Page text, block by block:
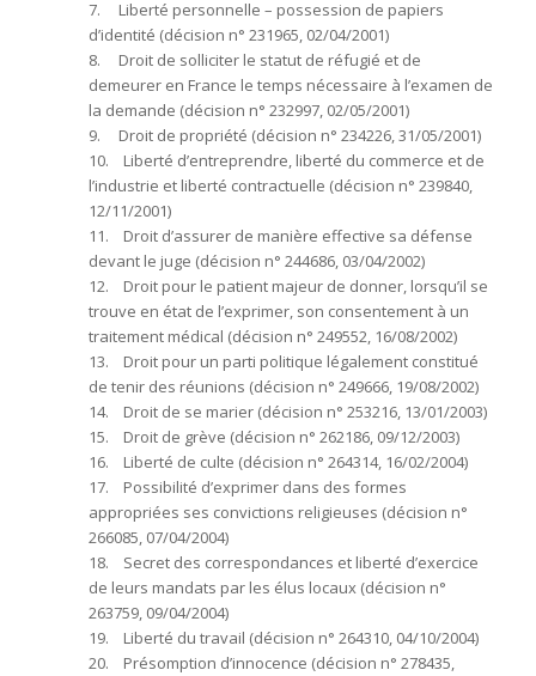
7. Liberté personnelle – possession de papiers
d’identité (décision n° 231965, 02/04/2001)
8. Droit de solliciter le statut de réfugié et de
demeurer en France le temps nécessaire à l’examen de
la demande (décision n° 232997, 02/05/2001)
9. Droit de propriété (décision n° 234226, 31/05/2001)
10. Liberté d’entreprendre, liberté du commerce et de
l’industrie et liberté contractuelle (décision n° 239840,
12/11/2001)
11. Droit d’assurer de manière effective sa défense
devant le juge (décision n° 244686, 03/04/2002)
12. Droit pour le patient majeur de donner, lorsqu’il se
trouve en état de l’exprimer, son consentement à un
traitement médical (décision n° 249552, 16/08/2002)
13. Droit pour un parti politique légalement constitué
de tenir des réunions (décision n° 249666, 19/08/2002)
14. Droit de se marier (décision n° 253216, 13/01/2003)
15. Droit de grève (décision n° 262186, 09/12/2003)
16. Liberté de culte (décision n° 264314, 16/02/2004)
17. Possibilité d’exprimer dans des formes
appropriées ses convictions religieuses (décision n°
266085, 07/04/2004)
18. Secret des correspondances et liberté d’exercice
de leurs mandats par les élus locaux (décision n°
263759, 09/04/2004)
19. Liberté du travail (décision n° 264310, 04/10/2004)
20. Présomption d’innocence (décision n° 278435,